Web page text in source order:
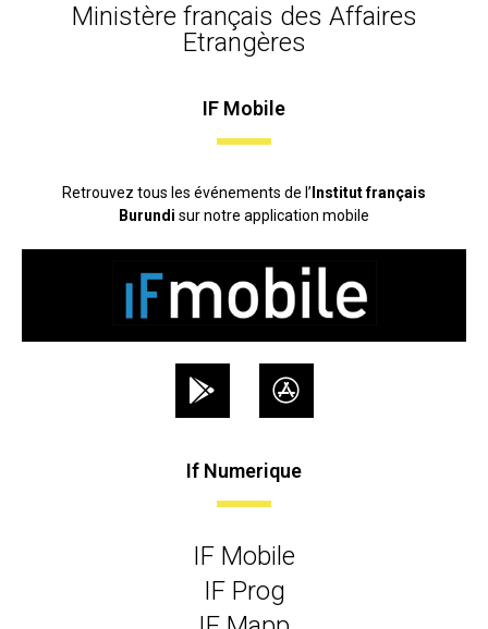
Ministère français des Affaires
Etrangères
IF Mobile
Retrouvez tous les événements de l’ Institut français
Burundi sur notre application mobile
If Numerique
IF Mobile
IF Prog